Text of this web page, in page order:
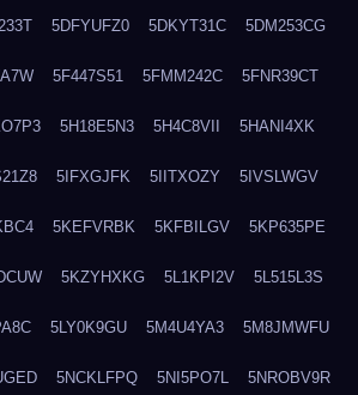
5DFYUFZ0 5DKYT31C 5DM253CG
5F447S51 5FMM242C 5FNR39CT
5H18E5N3 5H4C8VII 5HANI4XK
5IFXGJFK 5IITXOZY 5IVSLWGV
5KEFVRBK 5KFBILGV 5KP635PE
5KZYHXKG 5L1KPI2V 5L515L3S
5LY0K9GU 5M4U4YA3 5M8JMWFU
5NCKLFPQ 5NI5PO7L 5NROBV9R